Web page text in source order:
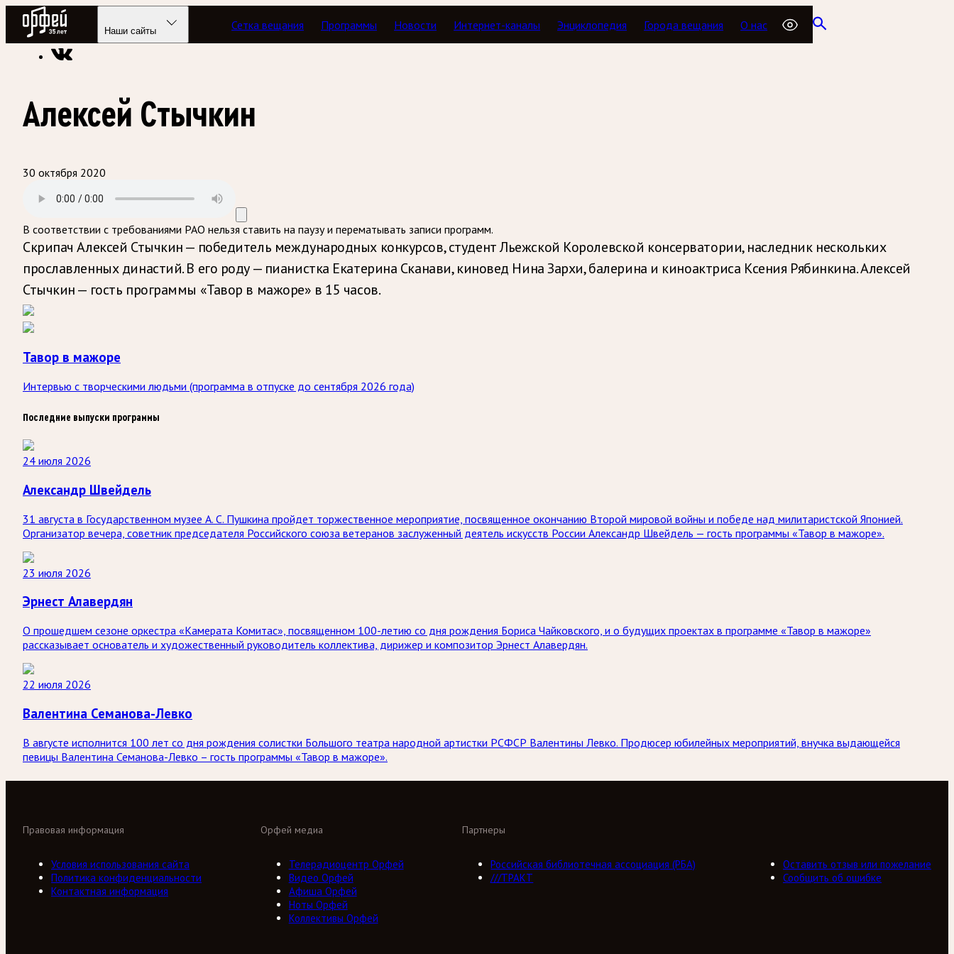
Радио Орфей
Наши сайты Сетка вещания Программы Новости Интернет-каналы Энциклопедия Города вещания О нас
Радио классической музыки «Орфей» Программы в эфире Тавор в мажоре
Алексей Стычкин
30 октября 2020
В соответствии с требованиями РАО нельзя ставить на паузу и перематывать записи программ.
Скрипач Алексей Стычкин — победитель международных конкурсов, студент Льежской Королевской консерватории, наследник нескольких
прославленных династий. В его роду — пианистка Екатерина Сканави, киновед Нина Зархи, балерина и киноактриса Ксения Рябинкина. Алексей
Стычкин — гость программы «Тавор в мажоре» в 15 часов.
Тавор в мажоре
Интервью с творческими людьми (программа в отпуске до сентября 2026 года)
Последние выпуски программы
24 июля 2026
Александр Швейдель
31 августа в Государственном музее А. С. Пушкина пройдет торжественное мероприятие, посвященное окончанию Второй мировой войны и победе над милитаристской Японией.
Организатор вечера, советник председателя Российского союза ветеранов заслуженный деятель искусств России Александр Швейдель — гость программы «Тавор в мажоре».
23 июля 2026
Эрнест Алавердян
О прошедшем сезоне оркестра «Камерата Комитас», посвященном 100-летию со дня рождения Бориса Чайковского, и о будущих проектах в программе «Тавор в мажоре»
рассказывает основатель и художественный руководитель коллектива, дирижер и композитор Эрнест Алавердян.
22 июля 2026
Валентина Семанова-Левко
В августе исполнится 100 лет со дня рождения солистки Большого театра народной артистки РСФСР Валентины Левко. Продюсер юбилейных мероприятий, внучка выдающейся
певицы Валентина Семанова-Левко – гость программы «Тавор в мажоре».
Орфей медиа
Телерадиоцентр Орфей
Видео Орфей
Афиша Орфей
Ноты Орфей
Коллективы Орфей
Партнеры
Российская библиотечная ассоциация (РБА)
///ТРАКТ
Правовая информация
Условия использования сайта
Политика конфиденциальности
Контактная информация
Оставить отзыв или пожелание
Сообщить об ошибке